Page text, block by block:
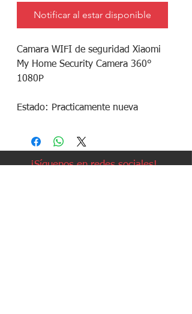
Notificar al estar disponible
Camara WIFI de seguridad Xiaomi
My Home Security Camera 360°
1080P
Estado: Practicamente nueva
¡Síguenos en redes sociales!